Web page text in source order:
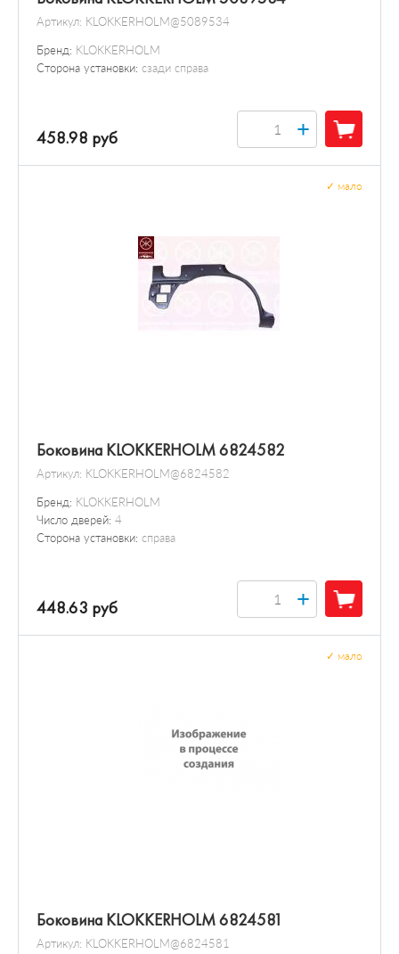
Артикул: KLOKKERHOLM@5089534
Бренд: KLOKKERHOLM
Сторона установки: сзади справа
458.98 руб +
Боковина KLOKKERHOLM 6824582
Артикул: KLOKKERHOLM@6824582
Бренд: KLOKKERHOLM
Число дверей: 4
Сторона установки: справа
мало
448.63 руб +
Боковина KLOKKERHOLM 6824581
Артикул: KLOKKERHOLM@6824581
мало